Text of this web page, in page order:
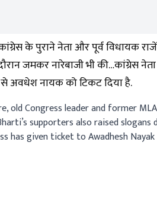
के पुराने नेता और पूर्व विधायक
जमकर नारेबाजी भी की…कांग्रेस नेता
से अवधेश नायक को टिकट दिया है.
Congress leader and former
supporters also raised slogans
has given ticket to Awadhesh